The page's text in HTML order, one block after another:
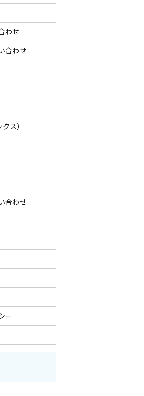
わせ
合わせ
ス）
合わせ
ー